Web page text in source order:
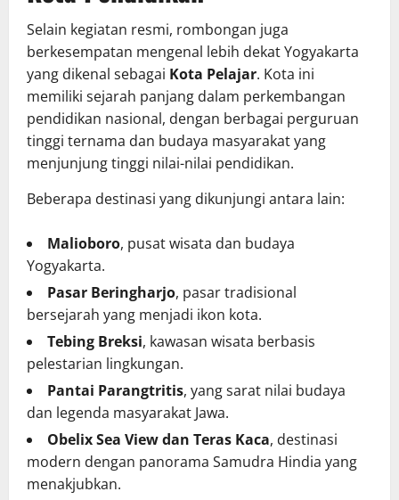
Selain kegiatan resmi, rombongan juga
berkesempatan mengenal lebih dekat Yogyakarta
yang dikenal sebagai Kota Pelajar. Kota ini
memiliki sejarah panjang dalam perkembangan
pendidikan nasional, dengan berbagai perguruan
tinggi ternama dan budaya masyarakat yang
menjunjung tinggi nilai-nilai pendidikan.
Beberapa destinasi yang dikunjungi antara lain:
Malioboro, pusat wisata dan budaya
Yogyakarta.
Pasar Beringharjo, pasar tradisional
bersejarah yang menjadi ikon kota.
Tebing Breksi, kawasan wisata berbasis
pelestarian lingkungan.
Pantai Parangtritis, yang sarat nilai budaya
dan legenda masyarakat Jawa.
Obelix Sea View dan Teras Kaca, destinasi
modern dengan panorama Samudra Hindia yang
menakjubkan.